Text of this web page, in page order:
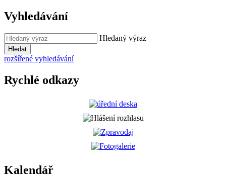
Vyhledávání
Hledaný výraz
Hledat
rozšířené vyhledávání
Rychlé odkazy
Kalendář